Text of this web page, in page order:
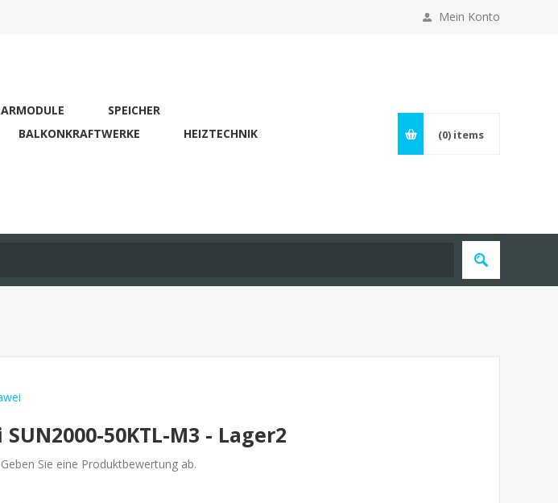
Mein Konto
SPEICHER
BALKONKRAFTWERKE
HEIZTECHNIK
(0) items
50KTL-M3 - Lager2
Geben Sie eine Produktbewertung ab.